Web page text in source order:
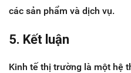
các sản phẩm và dịch vụ.
5. Kết luận
Kinh tế thị trường là một hệ